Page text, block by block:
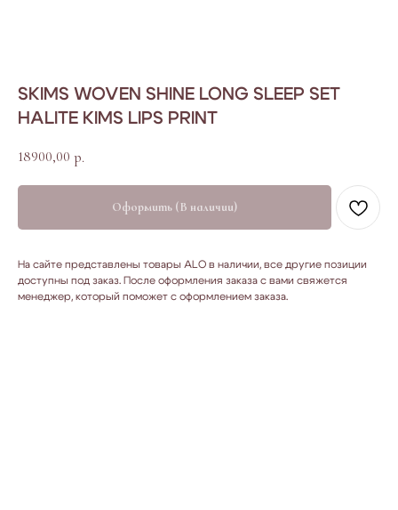
SKIMS WOVEN SHINE LONG SLEEP SET
HALITE KIMS LIPS PRINT
18900,00 р.
Оформить (В наличии)
На сайте представлены товары ALO в наличии, все другие позиции
доступны под заказ. После оформления заказа с вами свяжется
менеджер, который поможет с оформлением заказа.